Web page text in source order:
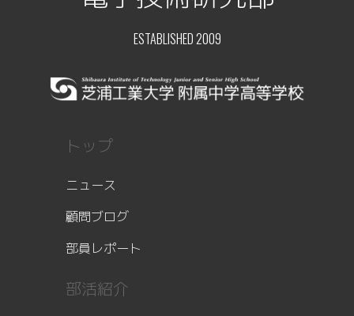
ESTABLISHED 2009
トップ
ニュース
顧問ブログ
部員レポート
部活紹介